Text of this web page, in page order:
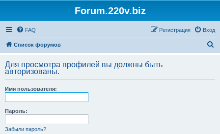
Forum.220v.biz
FAQ Вход
Регистрация
Список форумов
с
Для просмотра профилей вы должны быть
авторизованы.
Имя пользователя:
Пароль:
Забыли пароль?